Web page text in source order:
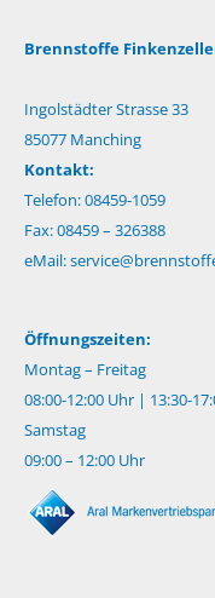
Brennstoffe
Ingolstädter Strasse 33
85077 Manching
Kontakt:
Telefon: 08459-1059
Fax: 08459 – 326388
eMail:
Öffnungszeiten:
Montag – Freitag
08:00-12:00 Uhr | 13:30-
Samstag
09:00 – 12:00 Uhr